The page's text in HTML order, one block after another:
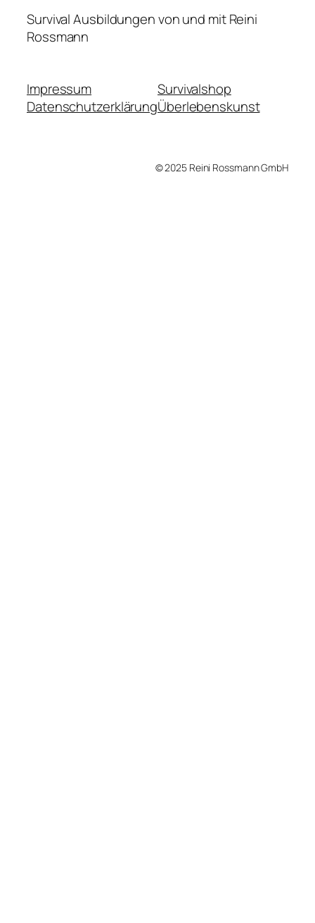
Survival Ausbildungen von und mit Reini
Rossmann
Impressum
Datenschutzerklärung
Survivalshop
Überlebenskunst
© 2025 Reini Rossmann GmbH